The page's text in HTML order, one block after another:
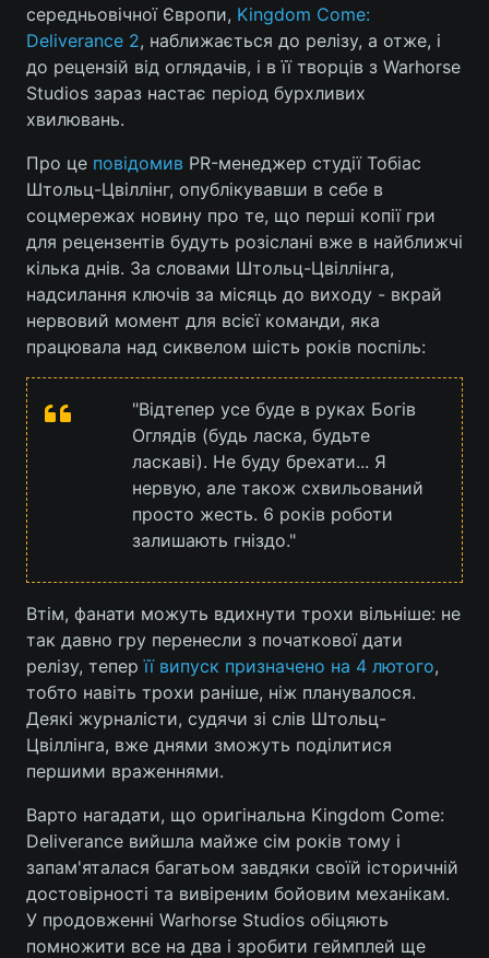
середньовічної Європи, Kingdom Come:
Deliverance 2, наближається до релізу, а отже, і
до рецензій від оглядачів, і в її творців з Warhorse
Studios зараз настає період бурхливих
хвилювань.
Про це повідомив PR-менеджер студії Тобіас
Штольц-Цвіллінг, опублікувавши в себе в
соцмережах новину про те, що перші копії гри
для рецензентів будуть розіслані вже в найближчі
кілька днів. За словами Штольц-Цвіллінга,
надсилання ключів за місяць до виходу - вкрай
нервовий момент для всієї команди, яка
працювала над сиквелом шість років поспіль:
"Відтепер усе буде в руках Богів
Оглядів (будь ласка, будьте
ласкаві). Не буду брехати... Я
нервую, але також схвильований
просто жесть. 6 років роботи
залишають гніздо."
Втім, фанати можуть вдихнути трохи вільніше: не
так давно гру перенесли з початкової дати
релізу, теперїї випуск призначено на 4 лютого,
тобто навіть трохи раніше, ніж планувалося.
Деякі журналісти, судячи зі слів Штольц-
Цвіллінга, вже днями зможуть поділитися
першими враженнями.
Варто нагадати, що оригінальна Kingdom Come:
Deliverance вийшла майже сім років тому і
запам'яталася багатьом завдяки своїй історичній
достовірності та вивіреним бойовим механікам.
У продовженні Warhorse Studios обіцяють
помножити все на два і зробити геймплей ще